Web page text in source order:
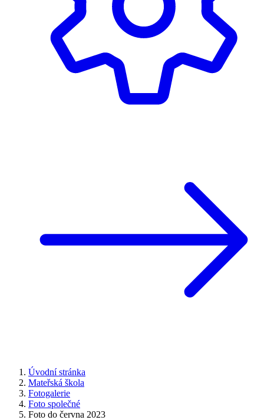
Úvodní stránka
Mateřská škola
Fotogalerie
Foto společné
Foto do června 2023